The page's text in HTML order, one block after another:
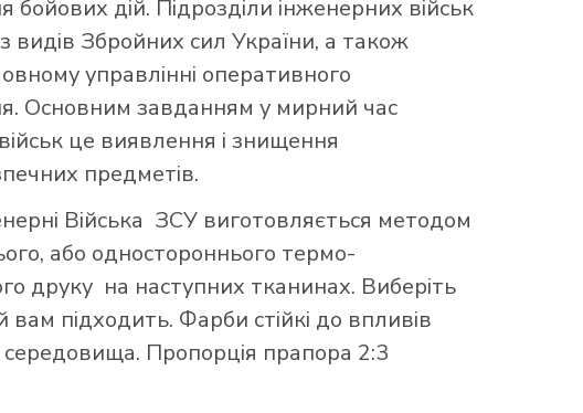
Друк на футболках
Друк та вишивка на кепках
Друк на фартухах
Манішки
Друк шаликів
Друк на записниках
Друк на повербанках
Друк на рулетках
Друк на запальничках
ПРАПОРИ ПІДРОЗДІЛІВ РОЗВІДКИ
ПРАПОРИ СИЛ ПІДТРИМКИ ЗСУ
ПРАПОРИ ВСП
ПРАПОРИ СБУ
ПРАПОРИ ОДЕСЬКОЇ ОБЛАСТІ
ПРАПОРИ РІВНЕНСЬКОЇ ОБЛАСТІ
ПРАПОРИ ЧЕРКАСЬКОЇ ОБЛАСТІ
ПРАПОРИ ЧЕРНІГІВСЬКОЇ ОБЛАСТІ
бойових дій. Підрозділи інженерних військ
видів Збройних сил України, а також
управлінні оперативного
Основним завданням у мирний час
це виявлення і знищення
предметів.
Війська ЗСУ виготовляється методом
або одностороннього термо-
друку на наступних тканинах. Виберіть
вам підходить. Фарби стійкі до впливів
середовища. Пропорція прапора 2:3